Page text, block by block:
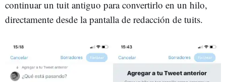
continuar un tuit antiguo para convertirlo en un hilo,
directamente desde la pantalla de redacción de tuits.